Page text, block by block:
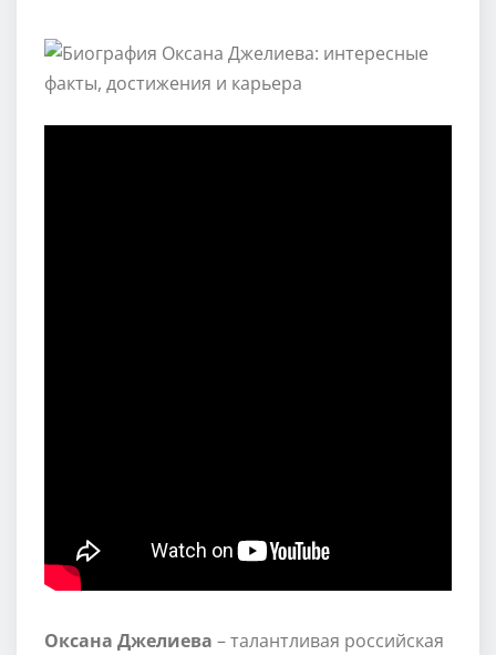
Оксана Джелиева – талантливая российская